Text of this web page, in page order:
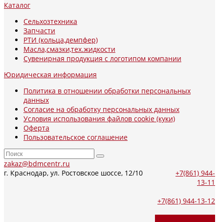
Каталог
Сельхозтехника
Запчасти
РТИ (кольца,демпфер)
Масла,смазки,тех.жидкости
Сувенирная продукция с логотипом компании
Юридическая информация
Политика в отношении обработки персональных
данных
Согласие на обработку персональных данных
Условия использования файлов cookie (куки)
Оферта
Пользовательское соглашение
zakaz@bdmcentr.ru
г. Краснодар, ул. Ростовское шоссе, 12/10
+7(861) 944-
13-11
+7(861) 944-13-12